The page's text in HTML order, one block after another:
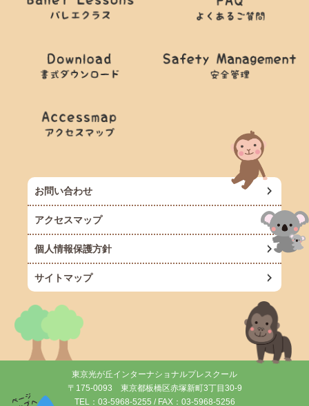
お問い合わせ
アクセスマップ
個人情報保護方針
サイトマップ
東京光が丘インターナショナルプレスクール
〒175-0093 東京都板橋区赤塚新町3丁目30-9
TEL： 03-5968-5255 / FAX：03-5968-5256